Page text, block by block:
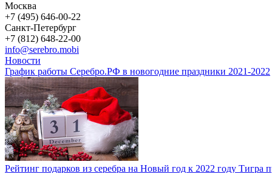
Москва
+7 (495) 646-00-22
Санкт-Петербург
+7 (812) 648-22-00
info@serebro.mobi
Новости
График работы Серебро.РФ в новогодние праздники 2021-2022
Рейтинг подарков из серебра на Новый год к 2022 году Тигра